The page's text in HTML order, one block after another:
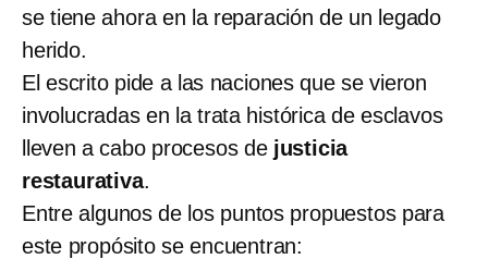
se tiene ahora en la reparación de un legado
herido.
El escrito pide a las naciones que se vieron
involucradas en la trata histórica de esclavos
lleven a cabo procesos de justicia
restaurativa.
Entre algunos de los puntos propuestos para
este propósito se encuentran: